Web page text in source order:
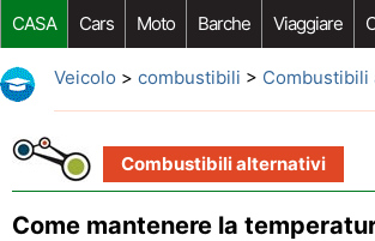
CASA Cars Moto Barche Viaggiare
Riparazione Auto Acquisto Auto Car
Veicolo > combustibili > Combustibili
Combustibili alternativi
Come mantenere la